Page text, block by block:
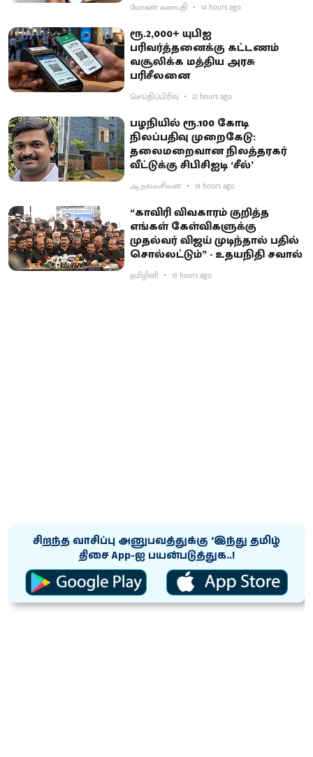
மோகன் கணபதி 14 hours ago
ரூ.2,000+ யுபிஐ
பரிவர்த்தனைக்கு கட்டணம்
வசூலிக்க மத்திய அரசு
பரிசீலனை
செய்திப்பிரிவு 22 hours ago
பழநியில் ரூ.100 கோடி
நிலப்பதிவு முறைகேடு:
தலைமறைவான நிலத்தரகர்
வீட்டுக்கு சிபிசிஐடி ‘சீல்’
ஆ.நல்லசிவன் 19 hours ago
“காவிரி விவகாரம் குறித்த
எங்கள் கேள்விகளுக்கு
முதல்வர் விஜய் முடிந்தால் பதில்
சொல்லட்டும்” - உதயநிதி சவால்
தமிழினி 19 hours ago
சிறந்த வாசிப்பு அனுபவத்துக்கு ‘இந்து தமிழ்
திசை App-ஐ பயன்படுத்துக..!